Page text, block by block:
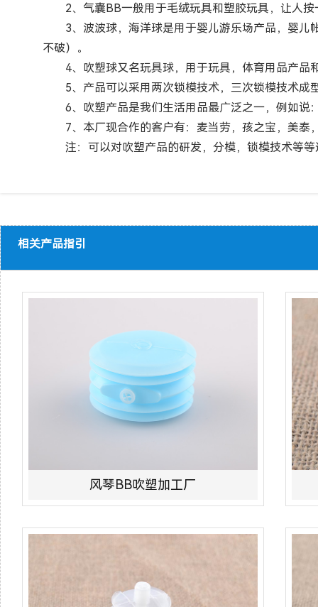
2、气囊BB一般用于毛绒玩具和塑胶玩具，让人按
3、波波球，海洋球是用于婴儿游乐场产品，婴儿帐
不破）。
4、吹塑球又名玩具球，用于玩具，体育用品产品
5、产品可以采用两次锁模技术，三次锁模技术成
6、吹塑产品是我们生活用品最广泛之一，例如说
7、本厂现合作的客户有：麦当劳，孩之宝，美泰
注：可以对吹塑产品的研发，分模，锁模技术等等
相关产品指引
风琴BB吹塑加工厂